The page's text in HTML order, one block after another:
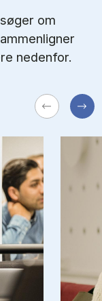
om
nedenfor.